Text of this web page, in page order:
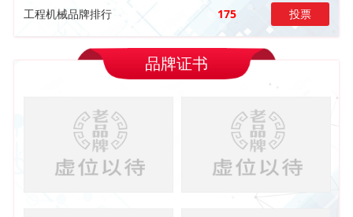
工程机械品牌排行 175 投票
品牌证书